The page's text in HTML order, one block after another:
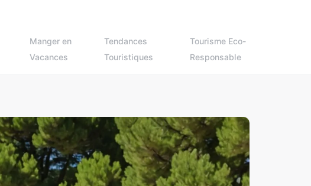
Manger en
Vacances
Tendances
Touristiques
Tourisme Eco-
Responsable